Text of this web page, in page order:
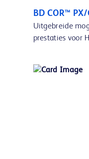
BD COR™
Uitgebreide
prestaties voor